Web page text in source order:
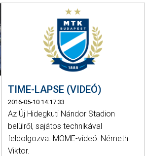
TIME-LAPSE (VIDEÓ)
2016-05-10 14:17:33
Az Új Hidegkuti Nándor Stadion
belülről, sajátos technikával
feldolgozva. MOME-videó: Németh
Viktor.